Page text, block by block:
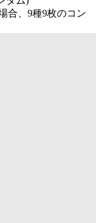
合、9種9枚のコン